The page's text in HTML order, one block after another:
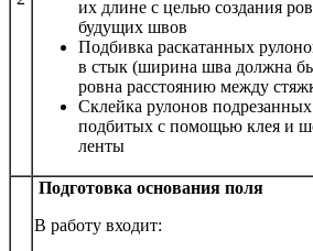
их длине с целью создания
будущих швов
Подбивка раскатанных
в стык (ширина шва должна
ровна расстоянию между
Склейка рулонов
подбитых с помощью клея и
ленты
Подготовка основания поля
В работу входит: